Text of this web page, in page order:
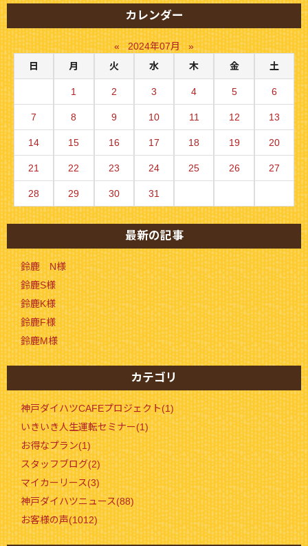
カレンダー
« 2024年07月
»
日
月 火 水 木 金 土
1 2 3 4 5 6
7 8 9 10 11 12 13
14 15 16 17 18 19 20
21 22 23 24 25 26 27
28 29 30 31
最新の記事
鈴鹿 N様
鈴鹿S様
鈴鹿K様
鈴鹿F様
鈴鹿M様
カテゴリ
神戸ダイハツCAFEプロジェクト(1)
いきいき人生運転セミナー(1)
お得なプラン(1)
スタッフブログ(2)
マイカーリース(3)
神戸ダイハツニュース(88)
お客様の声(1012)